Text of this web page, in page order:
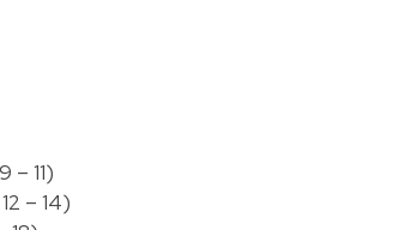
– 11)
– 14)